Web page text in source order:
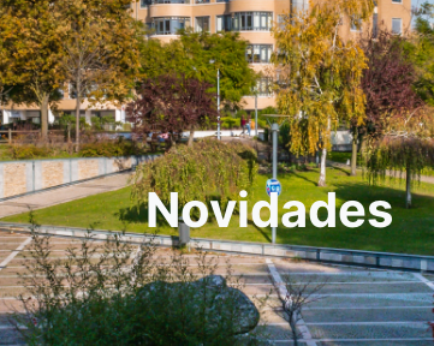
Novidades